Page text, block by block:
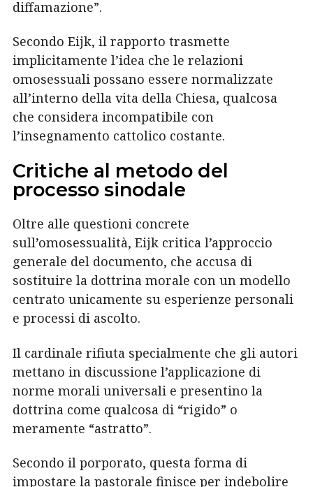
diffamazione”.
Secondo Eijk, il rapporto trasmette
implicitamente l’idea che le relazioni
omosessuali possano essere normalizzate
all’interno della vita della Chiesa, qualcosa
che considera incompatibile con
l’insegnamento cattolico costante.
Critiche al metodo del
processo sinodale
Oltre alle questioni concrete
sull’omosessualità, Eijk critica l’approccio
generale del documento, che accusa di
sostituire la dottrina morale con un modello
centrato unicamente su esperienze personali
e processi di ascolto.
Il cardinale rifiuta specialmente che gli autori
mettano in discussione l’applicazione di
norme morali universali e presentino la
dottrina come qualcosa di “rigido” o
meramente “astratto”.
Secondo il porporato, questa forma di
impostare la pastorale finisce per indebolire